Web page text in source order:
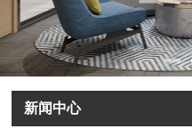
新闻中心